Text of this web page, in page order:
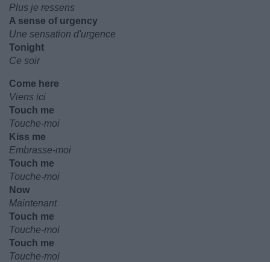
Plus je ressens
A sense of urgency
Une sensation d'urgence
Tonight
Ce soir
Come here
Viens ici
Touch me
Touche-moi
Kiss me
Embrasse-moi
Touch me
Touche-moi
Now
Maintenant
Touch me
Touche-moi
Touch me
Touche-moi